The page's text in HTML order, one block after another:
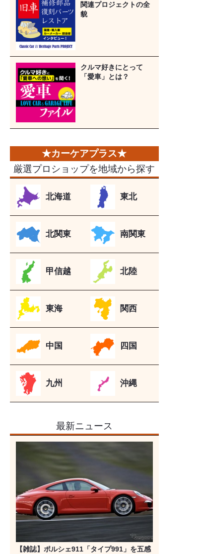
関連プロジェクトの全
貌
クルマ好きにとって
「愛車」とは？
厳選プロショップを地域から探す
北海道 東北
北関東 南関東
甲信越 北陸
東海 関西
中国 四国
九州 沖縄
最新ニュース
【雑誌】ポルシェ911「タイプ991」を五感